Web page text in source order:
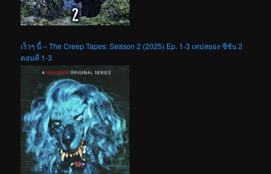
เร็วๆ นี้ – The Creep Tapes: Season 2 (2025) Ep. 1-3 เทปสยอง ซีซัน 2
ตอนที่ 1-3